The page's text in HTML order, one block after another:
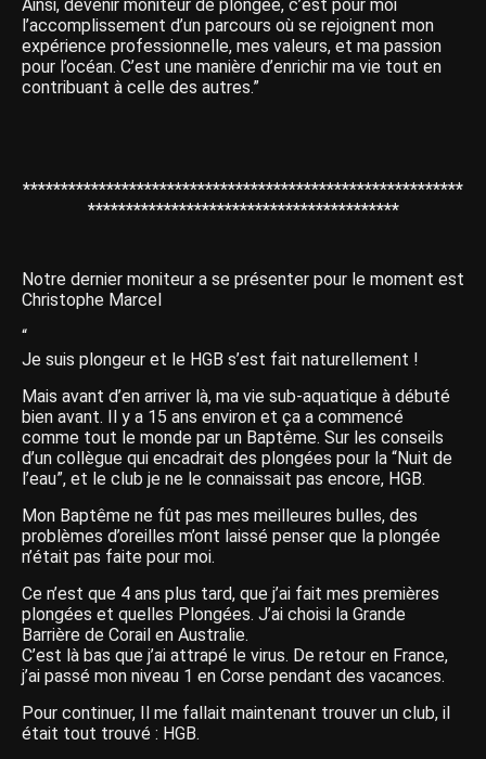
Ainsi, devenir moniteur de plongée, c’est pour moi
l’accomplissement d’un parcours où se rejoignent mon
expérience professionnelle, mes valeurs, et ma passion
pour l’océan. C’est une manière d’enrichir ma vie tout en
contribuant à celle des autres.”
**********************************************************
*****************************************
Notre dernier moniteur a se présenter pour le moment est
Christophe Marcel
“
Je suis plongeur et le HGB s’est fait naturellement !
Mais avant d’en arriver là, ma vie sub-aquatique à débuté
bien avant. Il y a 15 ans environ et ça a commencé
comme tout le monde par un Baptême. Sur les conseils
d’un collègue qui encadrait des plongées pour la “Nuit de
l’eau”, et le club je ne le connaissait pas encore, HGB.
Mon Baptême ne fût pas mes meilleures bulles, des
problèmes d’oreilles m’ont laissé penser que la plongée
n’était pas faite pour moi.
Ce n’est que 4 ans plus tard, que j’ai fait mes premières
plongées et quelles Plongées. J’ai choisi la Grande
Barrière de Corail en Australie.
C’est là bas que j’ai attrapé le virus. De retour en France,
j’ai passé mon niveau 1 en Corse pendant des vacances.
Pour continuer, Il me fallait maintenant trouver un club, il
était tout trouvé : HGB.